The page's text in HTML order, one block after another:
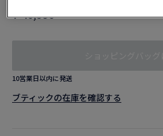
¥ 40,590
10営業日以内に発送
ブティックの在庫を確認する​